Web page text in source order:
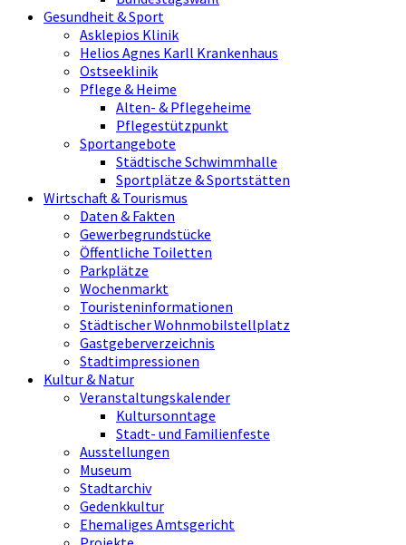
Gesundheit & Sport
Asklepios Klinik
Helios Agnes Karll Krankenhaus
Ostseeklinik
Pflege & Heime
Alten- & Pflegeheime
Pflegestützpunkt
Sportangebote
Städtische Schwimmhalle
Sportplätze & Sportstätten
Wirtschaft & Tourismus
Daten & Fakten
Gewerbegrundstücke
Öffentliche Toiletten
Parkplätze
Wochenmarkt
Touristeninformationen
Städtischer Wohnmobilstellplatz
Gastgeberverzeichnis
Stadtimpressionen
Kultur & Natur
Veranstaltungskalender
Kultursonntage
Stadt- und Familienfeste
Ausstellungen
Museum
Stadtarchiv
Gedenkkultur
Ehemaliges Amtsgericht